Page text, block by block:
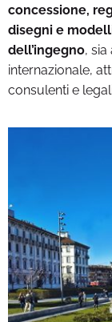
concessione,
disegni e
dell’ingegno, sia
internazionale,
consulenti e